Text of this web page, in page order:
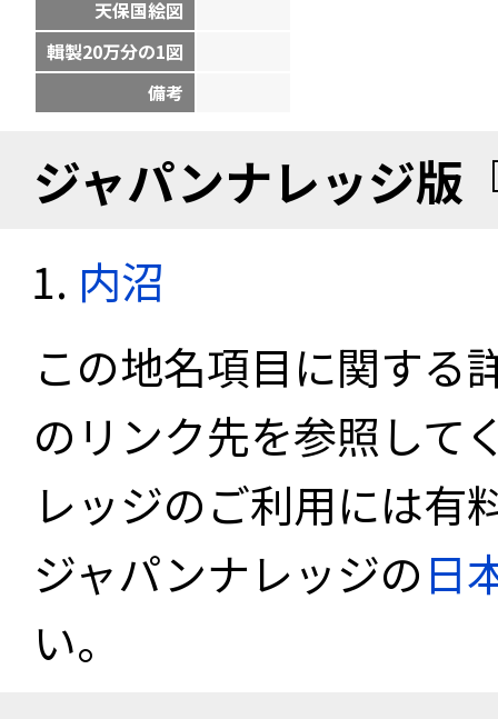
天保国絵図
輯製20万分の1図
備考
ジャパンナレッジ版
内沼
この地名項目に関する
のリンク先を参照して
レッジのご利用には有
ジャパンナレッジの日
い。